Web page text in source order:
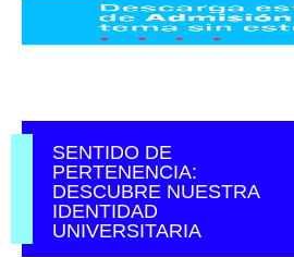
SENTIDO DE
PERTENENCIA:
DESCUBRE NUESTRA
IDENTIDAD
UNIVERSITARIA